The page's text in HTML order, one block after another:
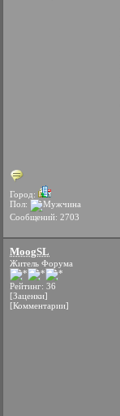
Город:
Пол:
Сообщений: 2703
MoogSL
Житель Форума
Рейтинг: 36
[Заценки]
[Комментарии]